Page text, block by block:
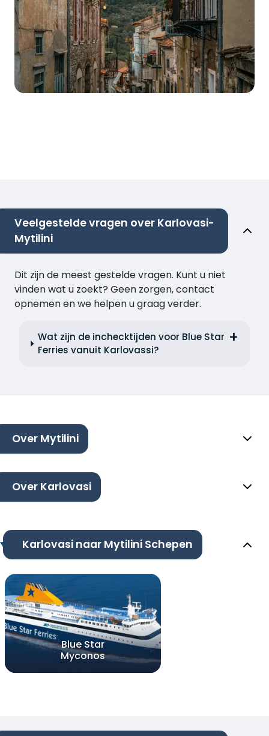
Veelgestelde vragen over Karlovasi-
Mytilini
Dit zijn de meest gestelde vragen. Kunt u niet
vinden wat u zoekt? Geen zorgen, contact
opnemen en we helpen u graag verder.
Wat zijn de inchecktijden voor Blue Star
Ferries vanuit Karlovassi?
Over Mytilini
Over Karlovasi
Karlovasi naar Mytilini Schepen
Blue Star
Myconos